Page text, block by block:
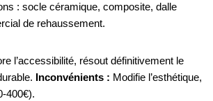
: socle céramique, composite, dalle
de rehaussement.
l’accessibilité, résout définitivement le
Inconvénients : Modifie l’esthétique,
400€).